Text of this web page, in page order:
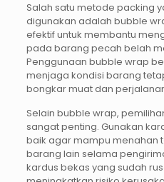
Salah satu metode packing
digunakan adalah bubble
efektif untuk membantu
pada barang pecah belah
Penggunaan bubble wrap
menjaga kondisi barang
bongkar muat dan
Selain bubble wrap,
sangat penting. Gunakan
baik agar mampu menahan
barang lain selama
kardus bekas yang sudah